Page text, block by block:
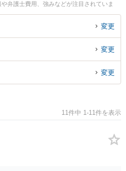
弁護士費用、強みなどが注目されていま
スのトラブル解決の実績豊富な近くの弁護
談者さんにおすすめです。
変更
変更
変更
11件中 1-11件を表示